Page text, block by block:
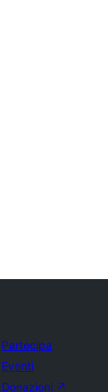
Partecipa
Eventi
Donazioni ↗